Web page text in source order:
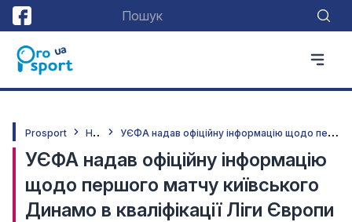
Prosport Н
овини У
ЄФА надав офіційну інформацію щодо першого матчу київського Динамо в кваліфікації Ліги Європи
УЄФА надав офіційну інформацію
щодо першого матчу київського
Динамо в кваліфікації Ліги Європи